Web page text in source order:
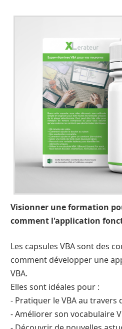
Visionner une formation
comment l'application
Les capsules VBA sont des
comment développer une
VBA.
Elles sont idéales pour :
- Pratiquer le VBA au travers
- Améliorer son vocabulaire